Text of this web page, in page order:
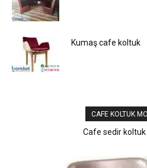
Kumaş cafe koltuk
CAFE KOLTUK
Cafe sedir